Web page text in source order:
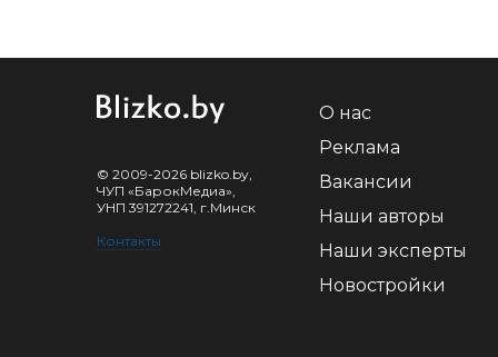
© 2009-2026 blizko.by,
ЧУП «БарокМедиа»,
УНП 391272241, г.Минск
Контакты
О нас
Реклама
Вакансии
Наши авторы
Наши эксперты
Новостройки